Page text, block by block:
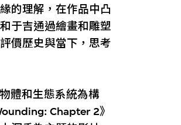
的理解，在作品中凸
于吉通過繪畫和雕塑
價歷史與當下，思考
體和生態系統為構
Chapter 2》